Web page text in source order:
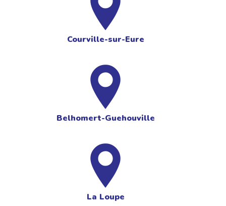
Courville-sur-Eure
Belhomert-Guehouville
La Loupe